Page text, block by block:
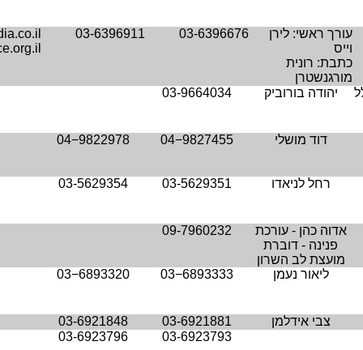
עורך ראשי: לירן
וייס
כתבת: רונית
מורגנשטרן
03-6396676
03-6396911
יהודה בורוביק 03-9664034
דוד מושלי 04−9827455
04−9822978
רחל לניאדו 03-5629351
03-5629354
אדוה כהן - עורכת
פנינה - דוברת
מועצת לב השרון
09-7960232
ליאור נעמן 03−6893333
03−6893320
צבי אידלמן 03-6921881
03-6921848
03-6923793
03-6923796